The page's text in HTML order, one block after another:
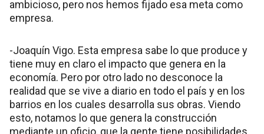
ambicioso, pero nos hemos fijado esa meta como
empresa.
-Joaquín Vigo. Esta empresa sabe lo que produce y
tiene muy en claro el impacto que genera en la
economía. Pero por otro lado no desconoce la
realidad que se vive a diario en todo el país y en los
barrios en los cuales desarrolla sus obras. Viendo
esto, notamos lo que genera la construcción